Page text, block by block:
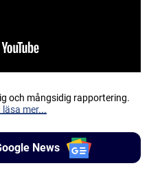
och mångsidig rapportering.
läsa mer...
News